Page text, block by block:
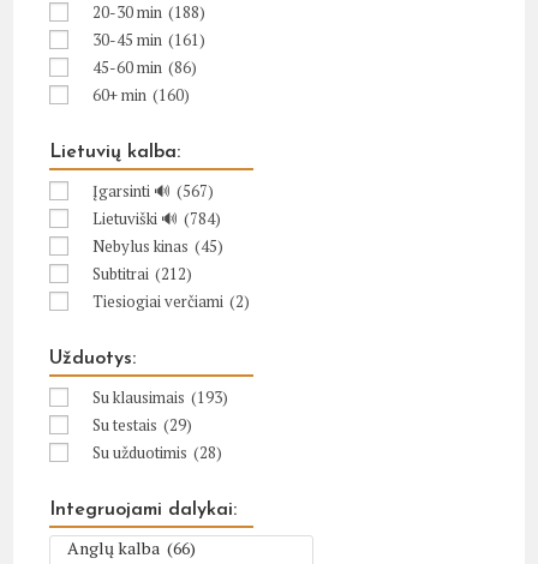
20-30 min (188)
30-45 min (161)
45-60 min (86)
60+ min (160)
Lietuvių kalba:
Įgarsinti 🔊 (567)
Lietuviški 🔊 (784)
Nebylus kinas (45)
Subtitrai (212)
Tiesiogiai verčiami (2)
Užduotys:
Su klausimais (193)
Su testais (29)
Su užduotimis (28)
Integruojami dalykai: